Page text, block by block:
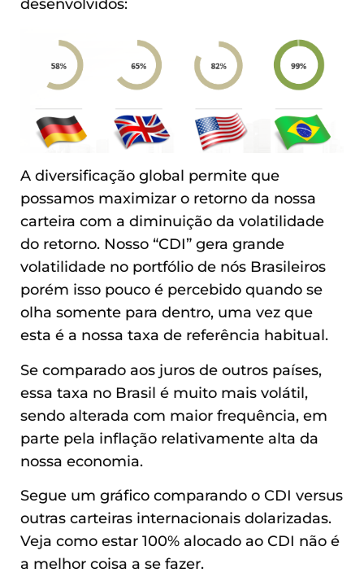
A diversificação global permite que
possamos maximizar o retorno da nossa
carteira com a diminuição da volatilidade
do retorno. Nosso “CDI” gera grande
volatilidade no portfólio de nós Brasileiros
porém isso pouco é percebido quando se
olha somente para dentro, uma vez que
esta é a nossa taxa de referência habitual.
Se comparado aos juros de outros países,
essa taxa no Brasil é muito mais volátil,
sendo alterada com maior frequência, em
parte pela inflação relativamente alta da
nossa economia.
Segue um gráfico comparando o CDI versus
outras carteiras internacionais dolarizadas.
Veja como estar 100% alocado ao CDI não é
a melhor coisa a se fazer.